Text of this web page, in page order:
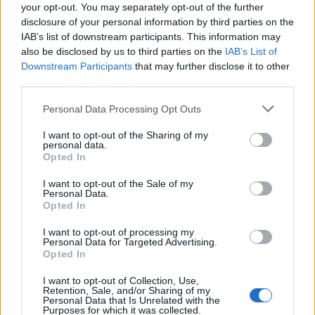
your opt-out. You may separately opt-out of the further
disclosure of your personal information by third parties on the
IAB’s list of downstream participants. This information may
also be disclosed by us to third parties on the IAB’s List of
Downstream Participants that may further disclose it to other
Personal Data Processing Opt Outs
I want to opt-out of the Sharing of my
personal data.
Opted In
I want to opt-out of the Sale of my
Personal Data.
Opted In
I want to opt-out of processing my
Personal Data for Targeted Advertising.
Opted In
I want to opt-out of Collection, Use,
Retention, Sale, and/or Sharing of my
Personal Data that Is Unrelated with the
Purposes for which it was collected.
7. avgust 2026
Opozorilo:Po 297. členu Kazenskega zakonika je
sovraštva, nasilja ali nestrpnosti. Komentarji z žaljivimi,
rasističnimi, diskriminatornimi ali nezakonitimi vsebinami
Failed to fetch
Prihajajoči dogodki
7 18:00
AVG Smrt Robina Hooda